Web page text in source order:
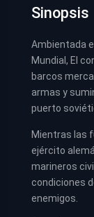
Sinopsis
Ambientada
Mundial, El
barcos
armas y
puerto
Mientras las
ejército
marineros
condiciones
enemigos.